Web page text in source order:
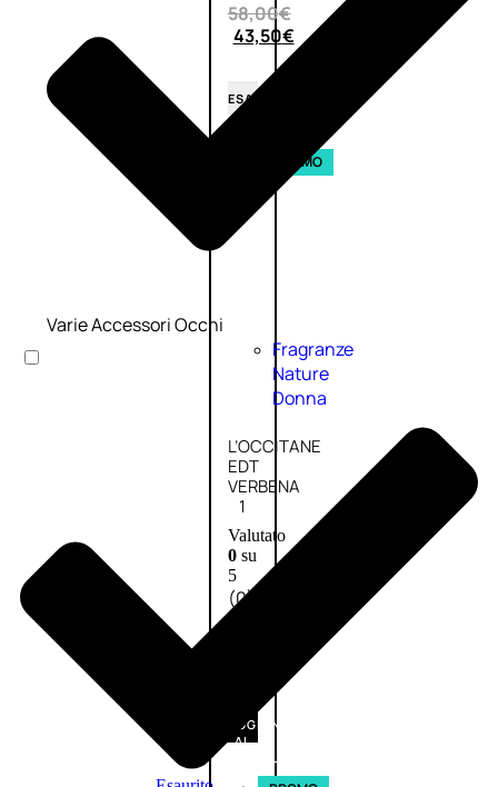
58,00€
43,50€
ESAURITO
carrello
PROMO
Fragranze
Nature
Donna
L’OCCITANE
EDT
VERBENA
1
Valutato
0su
5
(0)
AGGIUNGI
AL
CARRELLO
Varie Accessori Occhi